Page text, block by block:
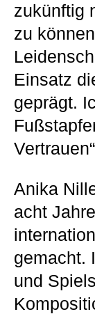
zukünftig
zu
Einsatz
geprägt.
Anika
acht
gemacht.
und